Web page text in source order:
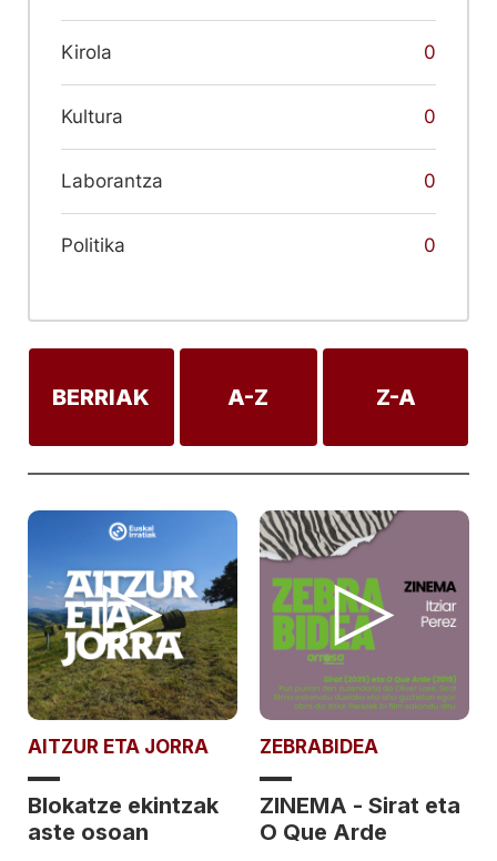
Kirola 0
Kultura 0
Laborantza 0
Politika 0
BERRIAK A-Z Z-A
AITZUR ETA JORRA
Blokatze ekintzak
aste osoan
ZEBRABIDEA
ZINEMA - Sirat eta
O Que Arde